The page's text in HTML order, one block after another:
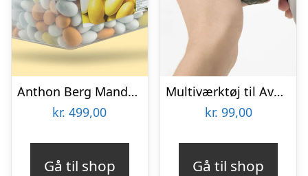
Anthon Berg Mandelæg Bland-selv-slik 2 kg
kr. 499,00
Gå til shop
Multiværktøj til Avocadoer
kr. 99,00
Gå til shop